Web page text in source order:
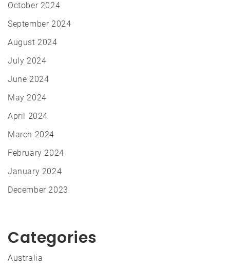
October 2024
September 2024
August 2024
July 2024
June 2024
May 2024
April 2024
March 2024
February 2024
January 2024
December 2023
Categories
Australia